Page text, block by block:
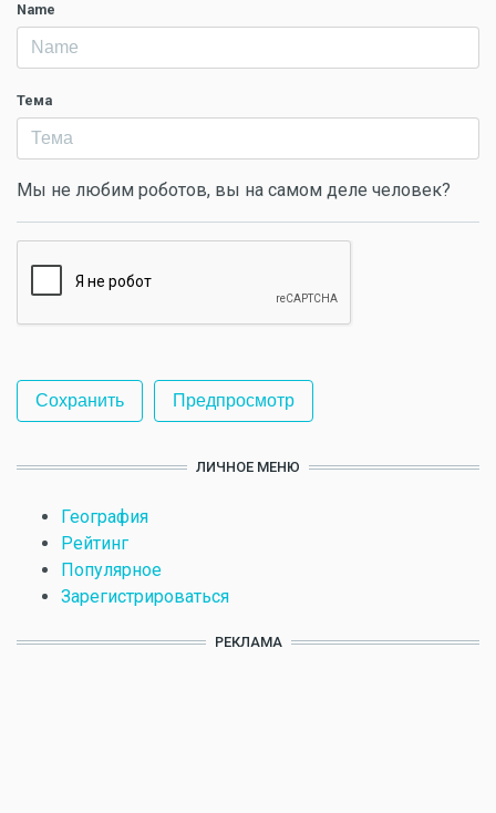
Name
Тема
Мы не любим роботов, вы на самом деле человек?
ЛИЧНОЕ МЕНЮ
География
Рейтинг
Популярное
Зарегистрироваться
РЕКЛАМА